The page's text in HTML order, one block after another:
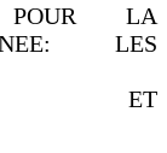
LA
LES
ET